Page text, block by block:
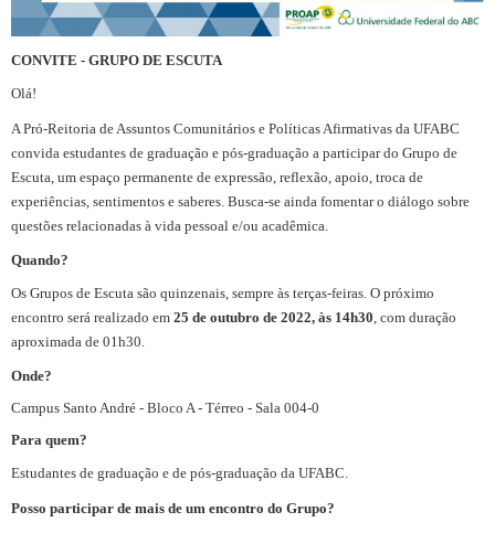
CONVITE - GRUPO DE ESCUTA
Olá!
A Pró-Reitoria de Assuntos Comunitários e Políticas Afirmativas da UFABC
convida estudantes de graduação e pós-graduação a participar do Grupo de
Escuta, um espaço permanente de expressão, reflexão, apoio, troca de
experiências, sentimentos e saberes. Busca-se ainda fomentar o diálogo sobre
questões relacionadas à vida pessoal e/ou acadêmica.
Quando?
Os Grupos de Escuta são quinzenais, sempre às terças-feiras. O próximo
encontro será realizado em 25 de outubro de 2022, às 14h30, com duração
aproximada de 01h30.
Onde?
Campus Santo André - Bloco A - Térreo - Sala 004-0
Para quem?
Estudantes de graduação e de pós-graduação da UFABC.
Posso participar de mais de um encontro do Grupo?